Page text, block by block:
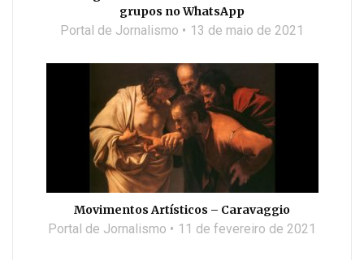
grupos no WhatsApp
Portal de Jornalismo 13 de maio de 2021
Movimentos Artísticos – Caravaggio
Portal de Jornalismo 11 de fevereiro de 2021